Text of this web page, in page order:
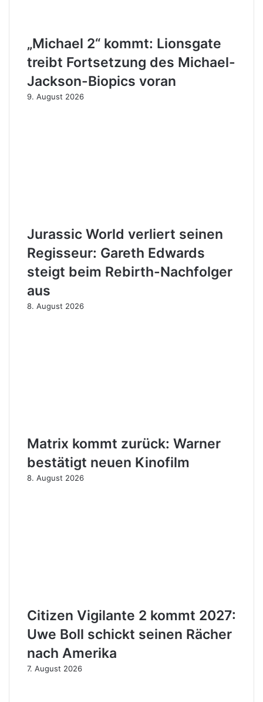
„Michael 2“ kommt: Lionsgate
treibt Fortsetzung des Michael-
Jackson-Biopics voran
9. August 2026
Jurassic World verliert seinen
Regisseur: Gareth Edwards
steigt beim Rebirth-Nachfolger
aus
8. August 2026
Matrix kommt zurück: Warner
bestätigt neuen Kinofilm
8. August 2026
Citizen Vigilante 2 kommt 2027:
Uwe Boll schickt seinen Rächer
nach Amerika
7. August 2026